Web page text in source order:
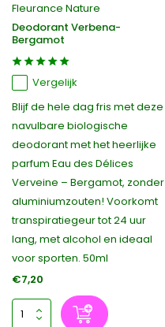
Fleurance Nature
Deodorant Verbena-
Bergamot
Vergelijk
Blijf de hele dag fris met deze
navulbare biologische
deodorant met het heerlijke
parfum Eau des Délices
Verveine – Bergamot, zonder
aluminiumzouten! Voorkomt
transpiratiegeur tot 24 uur
lang, met alcohol en ideaal
voor sporten. 50ml
€7,20